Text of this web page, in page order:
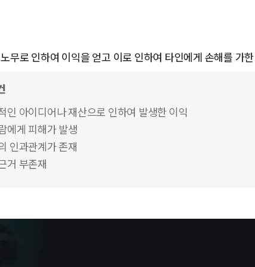
무로 인하여 이익을 얻고 이로 인하여 타인에게 손해를 가
인 아이디어나 재산으로 인하여 발생한 이익
에게 피해가 발생
인과관계가 존재
거 부존재